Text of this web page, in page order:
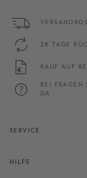
28 TAGE
KAUF AUF
BEI FRAGEN
DA
SERVICE
HILFE